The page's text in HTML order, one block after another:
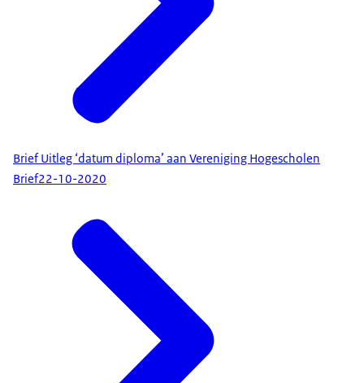
Brief Uitleg ‘datum diploma’ aan Vereniging Hogescholen
Brief22-10-2020